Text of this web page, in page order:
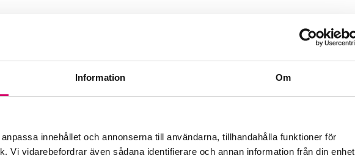
Information Om
innehållet och annonserna till användarna, tillhandahålla funktioner för
Vi vidarebefordrar även sådana identifierare och annan information från din enhet